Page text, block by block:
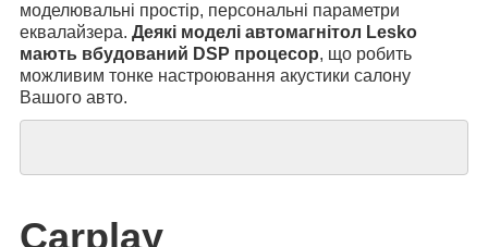
моделювальні простір, персональні параметри
еквалайзера. Деякі моделі автомагнітол Lesko
мають вбудований DSP процесор, що робить
можливим тонке настроювання акустики салону
Вашого авто.
Carplay